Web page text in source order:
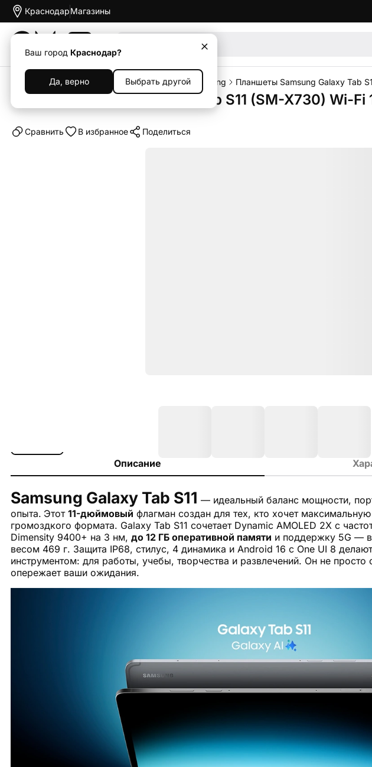
Краснодар
Ваш город Краснодар?
Да, верно Выбрать другой
Магазины
Каталог Планшеты Планшеты Samsung Планшеты Samsung Galaxy Tab
Планшет Samsung Galaxy Tab S11 (SM-X730) Wi-Fi
Cравнить В избранное Поделиться
Описание
Samsung Galaxy Tab S11 — идеальный баланс мощности,
опыта. Этот 11-дюймовый флагман создан для тех, кто хочет
громоздкого формата. Galaxy Tab S11 сочетает Dynamic AMOLED 2X с
Dimensity 9400+ на 3 нм, до 12 ГБ оперативной памяти и поддержку 5G —
весом 469 г. Защита IP68, стилус, 4 динамика и Android 16 с One UI 8
инструментом: для работы, учебы, творчества и развлечений. Он не
опережает ваши ожидания.